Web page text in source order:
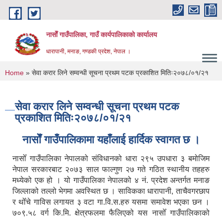
Skip to main content
नासाेँ गाउँपालिका, गाउँ कार्यपालिकाकाे कार्यालय
धारापानी, मनाङ, गण्डकी प्रदेश, नेपाल ।
You are here
Home » सेवा करार लिने सम्वन्धी सूचना प्रथम पटक प्रकाशित मितिः२०७८/०१/२१
सेवा करार लिने सम्वन्धी सूचना प्रथम पटक
प्रकाशित मितिः२०७८/०१/२१
नासाेँ गाउँपालिकामा यहाँलाई हार्दिक स्वागत छ ।
नासोँ गाउँपालिका नेपालको संविधानको धारा २९५ उपधारा ३ बमोजिम
नेपाल सरकारबाट २०७३ साल फाल्गुण २७ गते गठित स्थानीय तहहरु
मध्येको एक हो । यो गाउँपालिका नेपालको ४ नं. प्रदेश अन्तर्गत मनाङ
जिल्लाको तल्लो भेगमा अवस्थित छ । साविकका धारापानी‚ ताचैवगरछाप
र थोँचे गाविस लगायत ३ वटा गा.वि.स.हरु यसमा समावेश भएका छन ।
७०९.५८ वर्ग कि.मि. क्षेत्रफलमा फैलिएको यस नासोँ गाउँपालिकाको